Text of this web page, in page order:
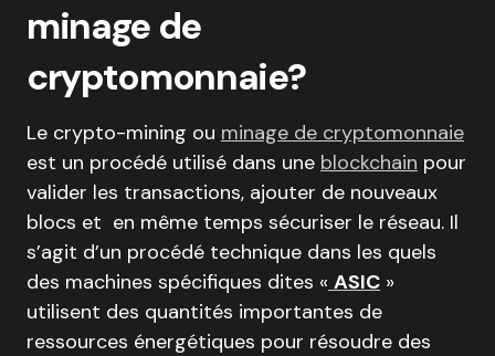
minage de
cryptomonnaie?
Le crypto-mining ou minage de cryptomonnaie
est un procédé utilisé dans une blockchain pour
valider les transactions, ajouter de nouveaux
blocs et en même temps sécuriser le réseau. Il
s’agit d’un procédé technique dans les quels
des machines spécifiques dites « ASIC »
utilisent des quantités importantes de
ressources énergétiques pour résoudre des